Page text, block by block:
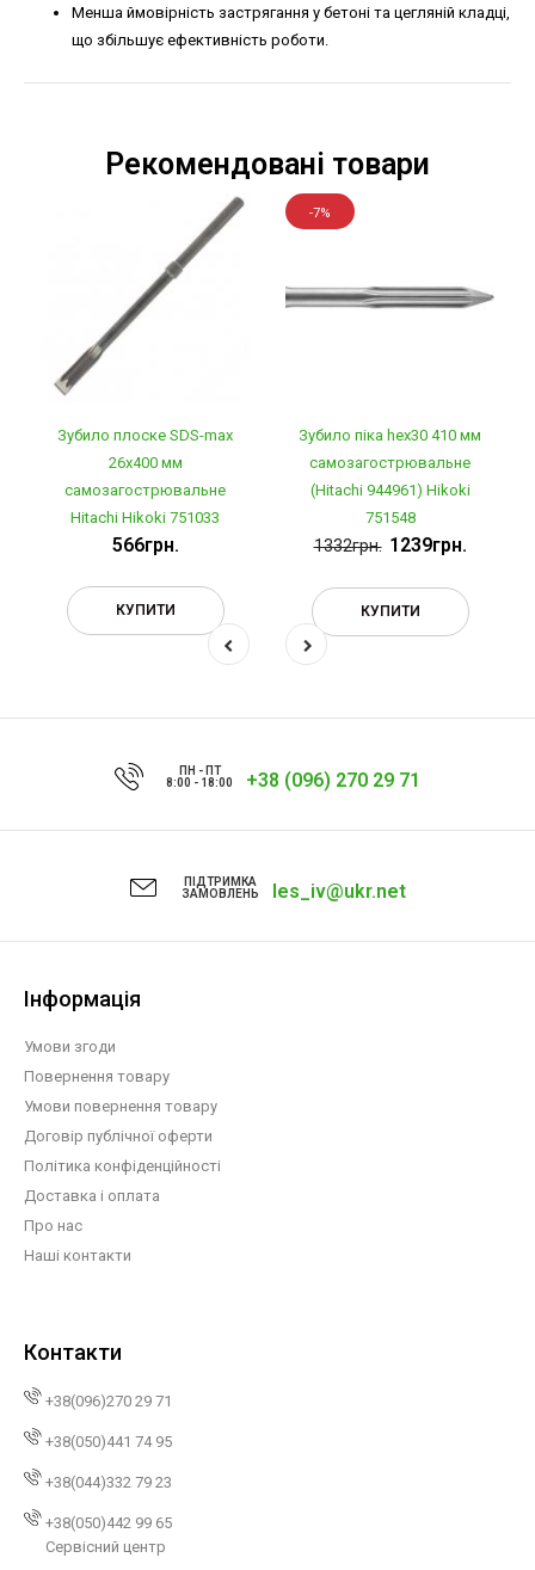
Менша ймовірність застрягання у бетоні та цегляній кладці,
що збільшує ефективність роботи.
Рекомендовані товари
Зубило плоске SDS-maх
26х400 мм
самозагострювальне
Hitachi Hikoki 751033
566грн.
КУПИТИ
-7%
Зубило піка heх30 410 мм
самозагострювальне
(Hitachi 944961) Hikoki
751548
1332грн. 1239грн.
КУПИТИ
ПН - ПТ
8:00 - 18:00
+38 (096) 270 29 71
ПІДТРИМКА
ЗАМОВЛЕНЬ
les_iv@ukr.net
Інформація
Умови згоди
Повернення товару
Умови повернення товару
Договір публічної оферти
Політика конфіденційності
Доставка і оплата
Про нас
Наші контакти
Контакти
+38(096)270 29 71
+38(050)441 74 95
+38(044)332 79 23
+38(050)442 99 65
Сервісний центр